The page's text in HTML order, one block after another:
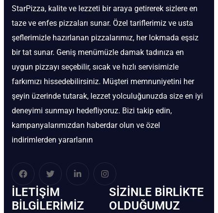
StarPizza, kalite ve lezzeti bir araya getirerek sizlere en
taze ve enfes pizzaları sunar. Özel tariflerimiz ve usta
şeflerimizle hazırlanan pizzalarımız, her lokmada eşsiz
bir tat sunar. Geniş menümüzle damak tadınıza en
uygun pizzayı seçebilir, sıcak ve hızlı servisimizle
farkımızı hissedebilirsiniz. Müşteri memnuniyetini her
şeyin üzerinde tutarak, lezzet yolculuğunuzda size en iyi
deneyimi sunmayı hedefliyoruz. Bizi takip edin,
kampanyalarımızdan haberdar olun ve özel
indirimlerden yararlanın
İLETIŞIM
BİLGILERIMIZ
SIZINLE BIRLIKTE
OLDUĞUMUZ